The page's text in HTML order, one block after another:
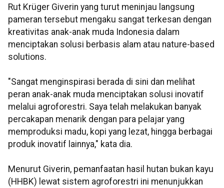
Rut Krüger Giverin yang turut meninjau langsung
pameran tersebut mengaku sangat terkesan dengan
kreativitas anak-anak muda Indonesia dalam
menciptakan solusi berbasis alam atau nature-based
solutions.
"Sangat menginspirasi berada di sini dan melihat
peran anak-anak muda menciptakan solusi inovatif
melalui agroforestri. Saya telah melakukan banyak
percakapan menarik dengan para pelajar yang
memproduksi madu, kopi yang lezat, hingga berbagai
produk inovatif lainnya," kata dia.
Menurut Giverin, pemanfaatan hasil hutan bukan kayu
(HHBK) lewat sistem agroforestri ini menunjukkan